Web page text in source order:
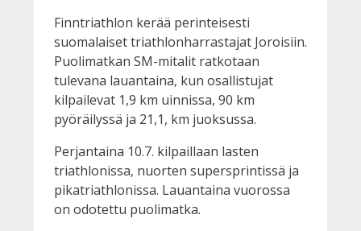
Finntriathlon kerää perinteisesti
suomalaiset triathlonharrastajat Joroisiin.
Puolimatkan SM-mitalit ratkotaan
tulevana lauantaina, kun osallistujat
kilpailevat 1,9 km uinnissa, 90 km
pyöräilyssä ja 21,1, km juoksussa.
Perjantaina 10.7. kilpaillaan lasten
triathlonissa, nuorten supersprintissä ja
pikatriathlonissa. Lauantaina vuorossa
on odotettu puolimatka.